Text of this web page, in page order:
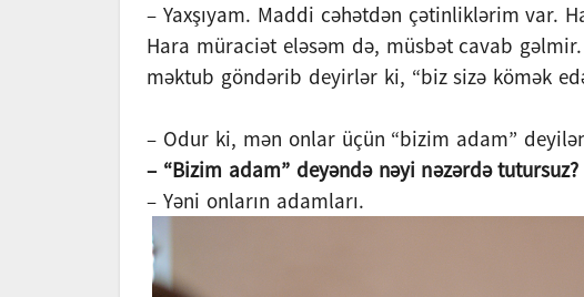
– Yaxşıyam. Maddi cəhətdən çətinliklərim var.
Hara müraciət eləsəm də, müsbət cavab
məktub göndərib deyirlər ki, “biz sizə kömək
– Odur ki, mən onlar üçün “bizim adam”
– “Bizim adam” deyəndə nəyi nəzərdə tutursuz?
– Yəni onların adamları.